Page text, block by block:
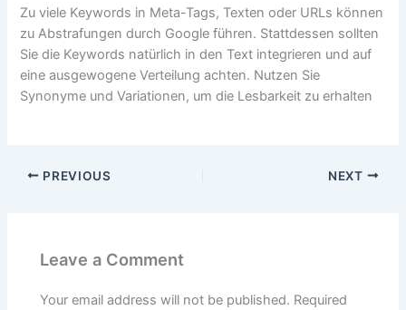
Zu viele Keywords in Meta-Tags, Texten oder URLs können
zu Abstrafungen durch Google führen. Stattdessen sollten
Sie die Keywords natürlich in den Text integrieren und auf
eine ausgewogene Verteilung achten. Nutzen Sie
Synonyme und Variationen, um die Lesbarkeit zu erhalten
PREVIOUS NEXT
Leave a Comment
Your email address will not be published. Required